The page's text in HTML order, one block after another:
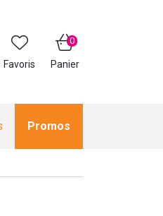
Favoris Panier
0
Promos